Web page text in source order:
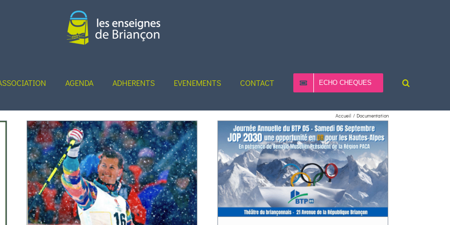
AGENDA ADHERENTS EVENEMENTS CONTACT ECHO CHEQUES
Accueil Documentation